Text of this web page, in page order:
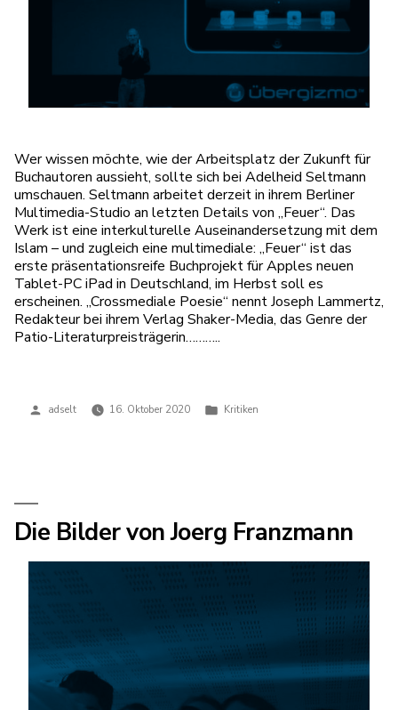
Wer wissen möchte, wie der Arbeitsplatz der Zukunft für
Buchautoren aussieht, sollte sich bei Adelheid Seltmann
umschauen. Seltmann arbeitet derzeit in ihrem Berliner
Multimedia-Studio an letzten Details von „Feuer“. Das
Werk ist eine interkulturelle Auseinandersetzung mit dem
Islam – und zugleich eine multimediale: „Feuer“ ist das
erste präsentationsreife Buchprojekt für Apples neuen
Tablet-PC iPad in Deutschland, im Herbst soll es
erscheinen. „Crossmediale Poesie“ nennt Joseph Lammertz,
Redakteur bei ihrem Verlag Shaker-Media, das Genre der
Patio-Literaturpreisträgerin………..
Veröffentlicht
adselt 16. Oktober 2020
Veröffentlicht
Kritiken
Die Bilder von Joerg Franzmann